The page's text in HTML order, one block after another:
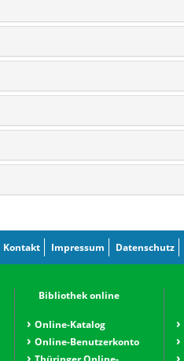
Kontakt Impressum Datenschutz
Bibliothek online
Online-Katalog
Online-Benutzerkonto